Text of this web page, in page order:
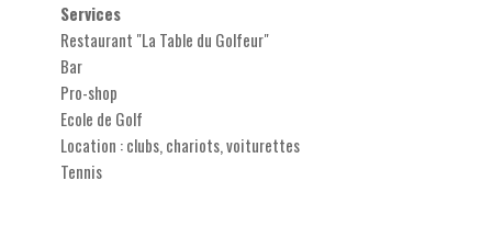
Services
Restaurant "La Table du Golfeur"
Bar
Pro-shop
Ecole de Golf
Location : clubs, chariots, voiturettes
Tennis